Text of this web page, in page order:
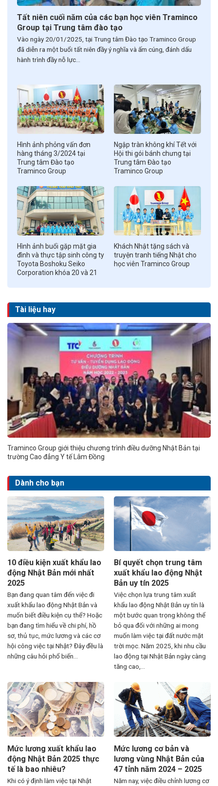
Tất niên cuối năm của các bạn học viên Traminco
Group tại Trung tâm đào tạo
Vào ngày 20/01/2025, tại Trung tâm Đào tạo Traminco Group
đã diễn ra một buổi tất niên đầy ý nghĩa và ấm cúng, đánh dấu
hành trình đầy nỗ lực...
Hình ảnh phỏng vấn đơn
hàng tháng 3/2024 tại
Trung tâm Đào tạo
Traminco Group
Ngập tràn không khí Tết với
Hội thi gói bánh chưng tại
Trung tâm Đào tạo
Traminco Group
Hình ảnh buổi gặp mặt gia
đình và thực tập sinh công ty
Toyota Boshoku Seiko
Corporation khóa 20 và 21
Khách Nhật tặng sách và
truyện tranh tiếng Nhật cho
học viên Traminco Group
Tài liệu hay
Traminco Group giới thiệu chương trình điều dưỡng Nhật Bản tại
trường Cao đẳng Y tế Lâm Đồng
Dành cho bạn
10 điều kiện xuất khẩu lao
động Nhật Bản mới nhất
2025
Bạn đang quan tâm đến việc đi
xuất khẩu lao động Nhật Bản và
muốn biết điều kiện cụ thể? Hoặc
bạn đang tìm hiểu về chi phí, hồ
sơ, thủ tục, mức lương và các cơ
hội công việc tại Nhật? Đây đều là
những câu hỏi phổ biến...
Bí quyết chọn trung tâm
xuất khẩu lao động Nhật
Bản uy tín 2025
Việc chọn lựa trung tâm xuất
khẩu lao động Nhật Bản uy tín là
một bước quan trọng không thể
bỏ qua đối với những ai mong
muốn làm việc tại đất nước mặt
trời mọc. Năm 2025, khi nhu cầu
lao động tại Nhật Bản ngày càng
tăng cao,...
Mức lương xuất khẩu lao
động Nhật Bản 2025 thực
tế là bao nhiêu?
Khi có ý định làm việc tại Nhật
Mức lương cơ bản và
lương vùng Nhật Bản của
47 tỉnh năm 2024 – 2025
Năm nay, việc điều chỉnh lương cơ